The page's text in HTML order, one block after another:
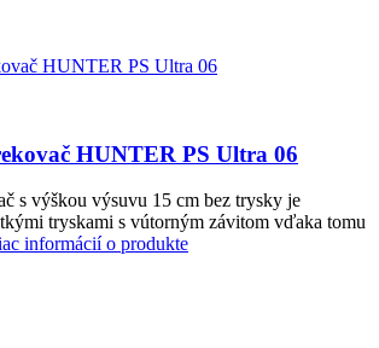
HUNTER PS Ultra 06
s výškou výsuvu 15 cm bez trysky je
tryskami s vútorným závitom vďaka tomu
informácií o produkte